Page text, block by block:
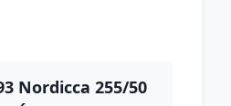
Nordicca 255/50